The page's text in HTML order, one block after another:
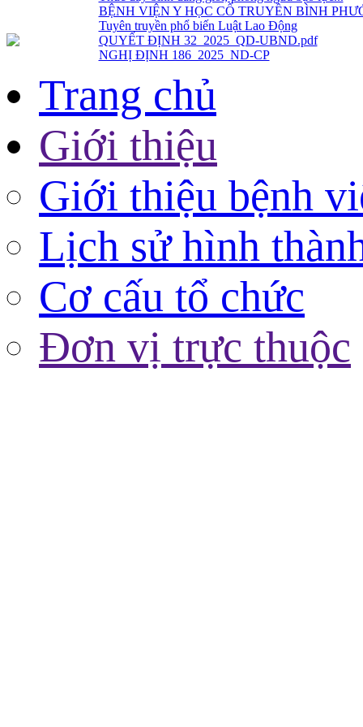
Trang chủ
Giới thiệu
Giới thiệu bệnh
Lịch sử hình
Cơ cấu tổ chức
Đơn vị trực thuộc
Tuyên truyền phổ biến Luật Lao Động
QUYẾT ĐỊNH 32_2025_QD-UBND.pdf
NGHỊ ĐỊNH 186_2025_ND-CP